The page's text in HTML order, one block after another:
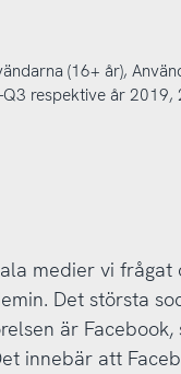
(16+ år),
respektive år 2019,
medier vi frågat
Det största
är Facebook,
innebär att